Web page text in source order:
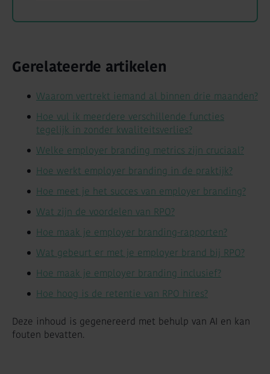
Gerelateerde artikelen
Waarom vertrekt iemand al binnen drie maanden?
Hoe vul ik meerdere verschillende functies
tegelijk in zonder kwaliteitsverlies?
Welke employer branding metrics zijn cruciaal?
Hoe werkt employer branding in de praktijk?
Hoe meet je het succes van employer branding?
Wat zijn de voordelen van RPO?
Hoe maak je employer branding-rapporten?
Wat gebeurt er met je employer brand bij RPO?
Hoe maak je employer branding inclusief?
Hoe hoog is de retentie van RPO hires?
Deze inhoud is gegenereerd met behulp van AI en kan
fouten bevatten.